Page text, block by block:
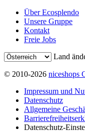
Über Ecosplendo
Unsere Gruppe
Kontakt
Freie Jobs
Land
© 2010-2026 niceshops
Impressum und
Datenschutz
Allgemeine
Datenschutz-